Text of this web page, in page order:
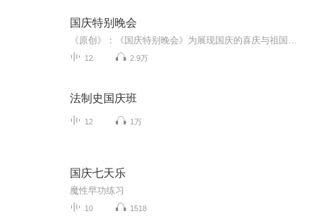
国庆特别晚会
12 2.9万
法制史国庆班
12 1万
国庆七天乐
魔性早功练习
10 1518